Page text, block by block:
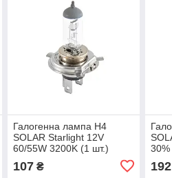
Галогенна лампа H4
SOLAR Starlight 12V
60/55W 3200K (1 шт.)
107₴ 192